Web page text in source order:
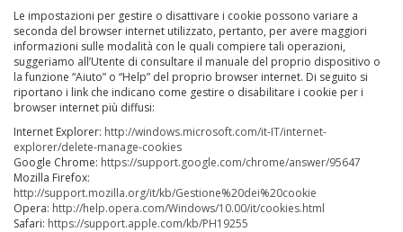
Le impostazioni per gestire o disattivare i cookie possono variare a
seconda del browser internet utilizzato, pertanto, per avere maggiori
informazioni sulle modalità con le quali compiere tali operazioni,
suggeriamo all’Utente di consultare il manuale del proprio dispositivo o
la funzione “Aiuto” o “Help” del proprio browser internet. Di seguito si
riportano i link che indicano come gestire o disabilitare i cookie per i
browser internet più diffusi:
Internet Explorer: http://windows.microsoft.com/it-IT/internet-
explorer/delete-manage-cookies
Google Chrome: https://support.google.com/chrome/answer/95647
Mozilla Firefox:
http://support.mozilla.org/it/kb/Gestione%20dei%20cookie
Opera: http://help.opera.com/Windows/10.00/it/cookies.html
Safari: https://support.apple.com/kb/PH19255